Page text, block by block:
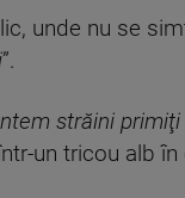
unde nu se
”.
străini
un tricou alb